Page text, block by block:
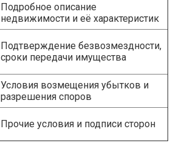
Подробное описание
недвижимости и её характеристик
Подтверждение безвозмездности,
сроки передачи имущества
Условия возмещения убытков и
разрешения споров
Прочие условия и подписи сторон